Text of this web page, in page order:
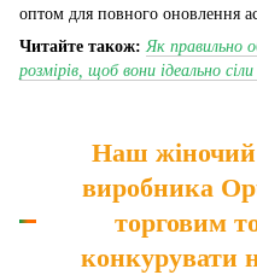
оптом для повного оновлення
Читайте також: Як правильно
розмірів, щоб вони ідеально
Наш жіночий
виробника
торговим
конкурувати